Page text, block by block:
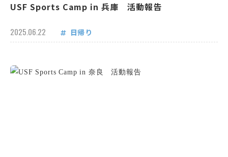
USF Sports Camp in 兵庫 活動報告
2025.06.22 日帰り